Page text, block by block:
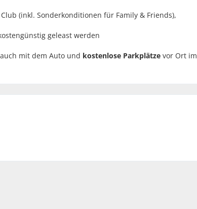
(inkl. Sonderkonditionen für Family & Friends),
geleast werden
mit dem Auto und kostenlose Parkplätze vor Ort im